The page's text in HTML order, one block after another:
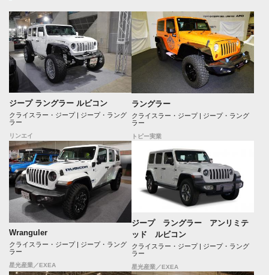
ジープ ラングラー ルビコン
クライスラー・ジープ | ジープ・ラング
ラー
リンエイ
ラングラー
クライスラー・ジープ | ジープ・ラング
ラー
トピー実業
Wranguler
クライスラー・ジープ | ジープ・ラング
ラー
星光産業／EXEA
ジープ ラングラー アンリミテ
ッド ルビコン
クライスラー・ジープ | ジープ・ラング
ラー
星光産業／EXEA